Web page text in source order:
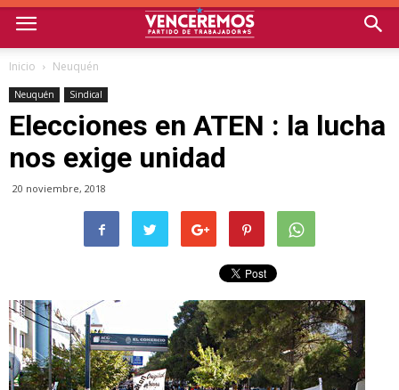
Inicio Neuquén
Neuquén Sindical
Elecciones en ATEN : la lucha
nos exige unidad
20 noviembre, 2018